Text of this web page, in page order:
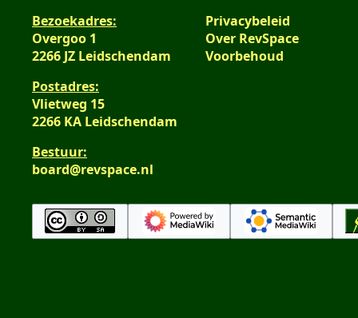
Bezoekadres:
Overgoo 1
2266 JZ Leidschendam
Postadres:
Vlietweg 15
2266 KA Leidschendam
Bestuur:
board@revspace.nl
Privacybeleid
Over RevSpace
Voorbehoud